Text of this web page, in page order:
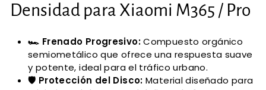
Densidad para Xiaomi M365 / Pro
🏎️ Frenado Progresivo:Compuesto orgánico
semiometálico que ofrece una respuesta suave
y potente, ideal para el tráfico urbano.
🛡️ Protección del Disco: Material diseñado para